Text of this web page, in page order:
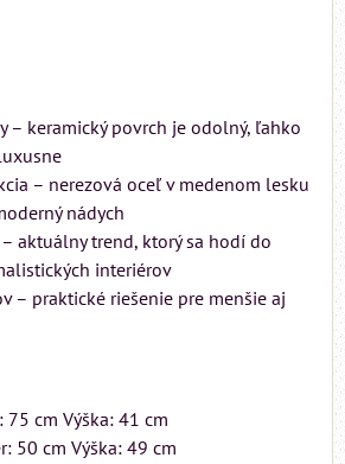
– keramický povrch je odolný, ľahko
– nerezová oceľ v medenom lesku
nádych
aktuálny trend, ktorý sa hodí do
interiérov
– praktické riešenie pre menšie aj
75 cm Výška: 41 cm
50 cm Výška: 49 cm